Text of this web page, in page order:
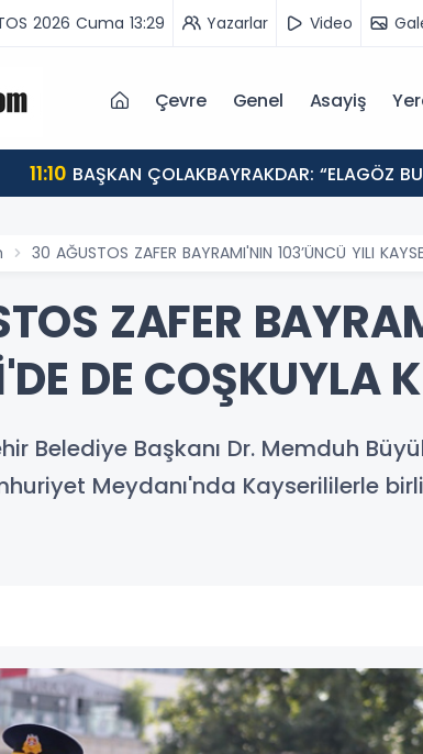
2026 Cuma 13:29 Yazarlar Video
Çevre Genel Asayiş
11:10
BAŞLIYOR!”
30 AĞUSTOS ZAFER BAYRAMI'NIN 103’ÜNCÜ YILI
ZAFER
DE COŞKUYLA
Belediye Başkanı Dr. Memduh
Meydanı'nda Kayserililerle